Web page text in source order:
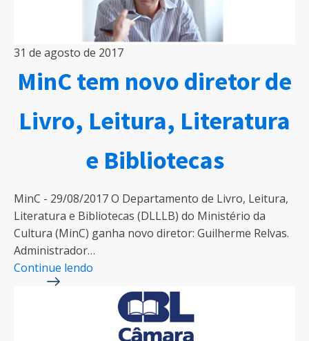
31 de agosto de 2017
MinC tem novo diretor de
Livro, Leitura, Literatura
e Bibliotecas
MinC - 29/08/2017 O Departamento de Livro, Leitura,
Literatura e Bibliotecas (DLLLB) do Ministério da
Cultura (MinC) ganha novo diretor: Guilherme Relvas.
Administrador…
Continue lendo